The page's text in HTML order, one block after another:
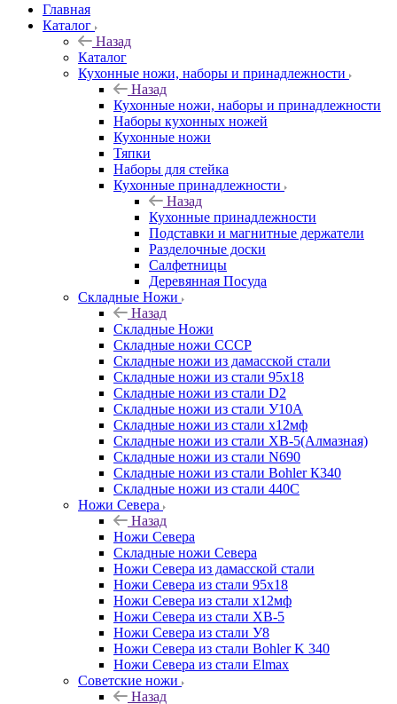
Главная
Каталог
Назад
Каталог
Кухонные ножи, наборы и принадлежности
Назад
Кухонные ножи, наборы и принадлежности
Наборы кухонных ножей
Кухонные ножи
Тяпки
Наборы для стейка
Кухонные принадлежности
Назад
Кухонные принадлежности
Подставки и магнитные держатели
Разделочные доски
Салфетницы
Деревянная Посуда
Складные Ножи
Назад
Складные Ножи
Cкладные ножи СССР
Складные ножи из дамасской стали
Складные ножи из стали 95х18
Складные ножи из стали D2
Складные ножи из стали У10А
Складные ножи из стали х12мф
Складные ножи из стали ХВ-5(Алмазная)
Складные ножи из стали N690
Складные ножи из стали Bohler К340
Складные ножи из стали 440С
Ножи Севера
Назад
Ножи Севера
Складные ножи Севера
Ножи Севера из дамасской стали
Ножи Севера из стали 95х18
Ножи Севера из стали х12мф
Ножи Севера из стали ХВ-5
Ножи Севера из стали У8
Ножи Севера из стали Bohler K 340
Ножи Севера из стали Elmax
Советские ножи
Назад